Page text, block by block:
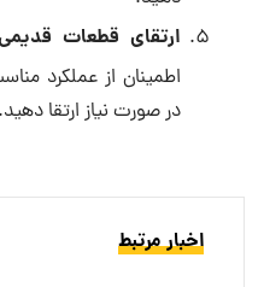
ارتقای قطعات
اطمینان از عملکرد
در صورت نیاز ارتقا دهید.
اخبار مرتبط